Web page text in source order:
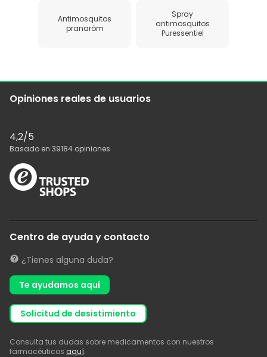
Antimosquitos
pranarôm
Spray
antimosquitos
Puressentiel
Opiniones reales de usuarios
4,2/5
Basado en 39184 opiniones
Centro de ayuda y contacto
¿Tienes alguna duda?
Te ayudamos aquí
solicitud de desistimiento
Consulta tus dudas sobre medicamentos con nuestros
farmacéuticos aquí.